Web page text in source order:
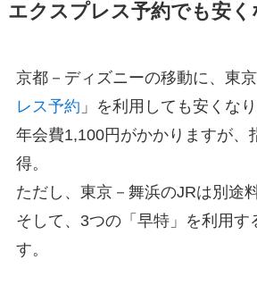
エクスプレス予約でも安く
京都－ディズニーの移動に、東京
レス予約 」を利用しても安くなり
年会費1,100円がかかりますが、
得。
ただし、東京－舞浜のJRは別途料
そして、3つの「早特」を利用す
す。